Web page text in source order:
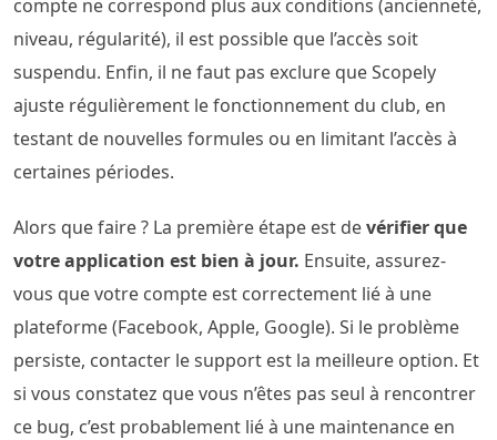
compte ne correspond plus aux conditions (ancienneté,
niveau, régularité), il est possible que l’accès soit
suspendu. Enfin, il ne faut pas exclure que Scopely
ajuste régulièrement le fonctionnement du club, en
testant de nouvelles formules ou en limitant l’accès à
certaines périodes.
Alors que faire ? La première étape est devérifier que
votre application est bien à jour. Ensuite, assurez-
vous que votre compte est correctement lié à une
plateforme (Facebook, Apple, Google). Si le problème
persiste, contacter le support est la meilleure option. Et
si vous constatez que vous n’êtes pas seul à rencontrer
ce bug, c’est probablement lié à une maintenance en